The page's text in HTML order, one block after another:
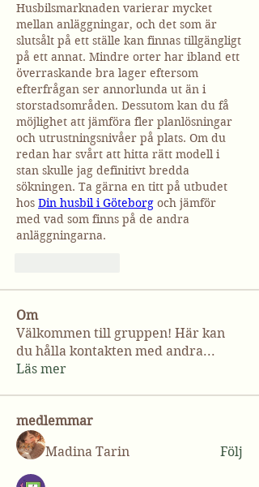
Husbilsmarknaden varierar mycket
mellan anläggningar, och det som är
slutsålt på ett ställe kan finnas tillgängligt
på ett annat. Mindre orter har ibland ett
överraskande bra lager eftersom
efterfrågan ser annorlunda ut än i
storstadsområden. Dessutom kan du få
möjlighet att jämföra fler planlösningar
och utrustningsnivåer på plats. Om du
redan har svårt att hitta rätt modell i
stan skulle jag definitivt bredda
sökningen. Ta gärna en titt på utbudet
hos Din husbil i Göteborg och jämför
med vad som finns på de andra
anläggningarna.
Om
Välkommen till gruppen! Här kan
du hålla kontakten med andra...
Läs mer
medlemmar
Madina Tarin
Följ